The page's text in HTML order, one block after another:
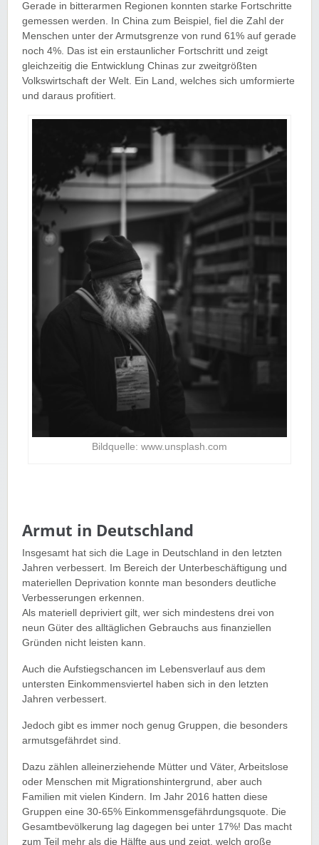
Gerade in bitterarmen Regionen konnten starke Fortschritte
gemessen werden. In China zum Beispiel, fiel die Zahl der
Menschen unter der Armutsgrenze von rund 61% auf gerade
noch 4%. Das ist ein erstaunlicher Fortschritt und zeigt
gleichzeitig die Entwicklung Chinas zur zweitgrößten
Volkswirtschaft der Welt. Ein Land, welches sich umformierte
und daraus profitiert.
Bildquelle: www.unsplash.com
Armut in Deutschland
Insgesamt hat sich die Lage in Deutschland in den letzten
Jahren verbessert. Im Bereich der Unterbeschäftigung und
materiellen Deprivation konnte man besonders deutliche
Verbesserungen erkennen.
Als materiell depriviert gilt, wer sich mindestens drei von
neun Güter des alltäglichen Gebrauchs aus finanziellen
Gründen nicht leisten kann.
Auch die Aufstiegschancen im Lebensverlauf aus dem
untersten Einkommensviertel haben sich in den letzten
Jahren verbessert.
Jedoch gibt es immer noch genug Gruppen, die besonders
armutsgefährdet sind.
Dazu zählen alleinerziehende Mütter und Väter, Arbeitslose
oder Menschen mit Migrationshintergrund, aber auch
Familien mit vielen Kindern. Im Jahr 2016 hatten diese
Gruppen eine 30-65% Einkommensgefährdungsquote. Die
Gesamtbevölkerung lag dagegen bei unter 17%! Das macht
zum Teil mehr als die Hälfte aus und zeigt, welch große